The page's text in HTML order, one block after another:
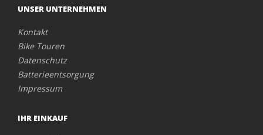
UNSER UNTERNEHMEN
Kontakt
Bike Touren
Datenschutz
Batterieentsorgung
Impressum
IHR EINKAUF